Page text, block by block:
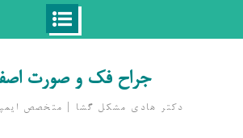
جراح فک و صورت
دکتر هادی مشکل گشا | متخصص